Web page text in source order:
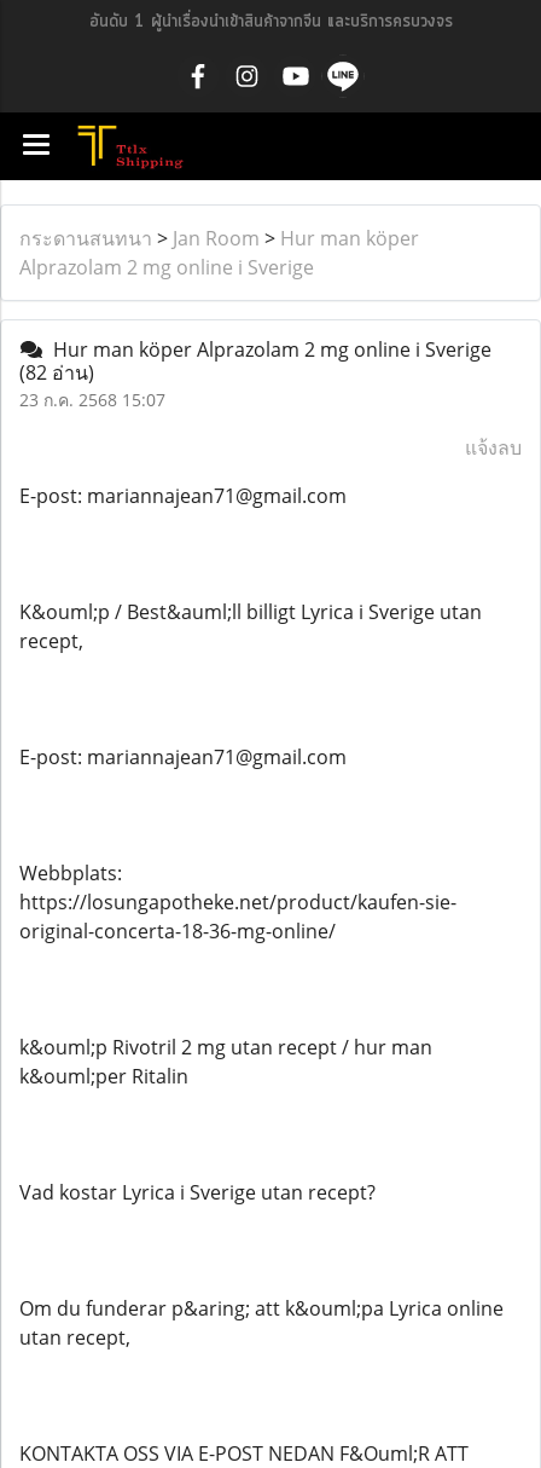
อันดับ 1 ผู้นำเรื่องนำเข้าสินค้าจากจีน และบริการครบวงจร
กระดานสนทนา > Jan Room > Hur man köper
Alprazolam 2 mg online i Sverige
Hur man köper Alprazolam 2 mg online i Sverige
(82 อ่าน)
23 ก.ค. 2568 15:07
แจ้งลบ
E-post: mariannajean71@gmail.com
K&ouml;p / Best&auml;ll billigt Lyrica i Sverige utan
recept,
E-post: mariannajean71@gmail.com
Webbplats:
https://losungapotheke.net/product/kaufen-sie-
original-concerta-18-36-mg-online/
k&ouml;p Rivotril 2 mg utan recept / hur man
k&ouml;per Ritalin
Vad kostar Lyrica i Sverige utan recept?
Om du funderar p&aring; att k&ouml;pa Lyrica online
utan recept,
KONTAKTA OSS VIA E-POST NEDAN F&Ouml;R ATT